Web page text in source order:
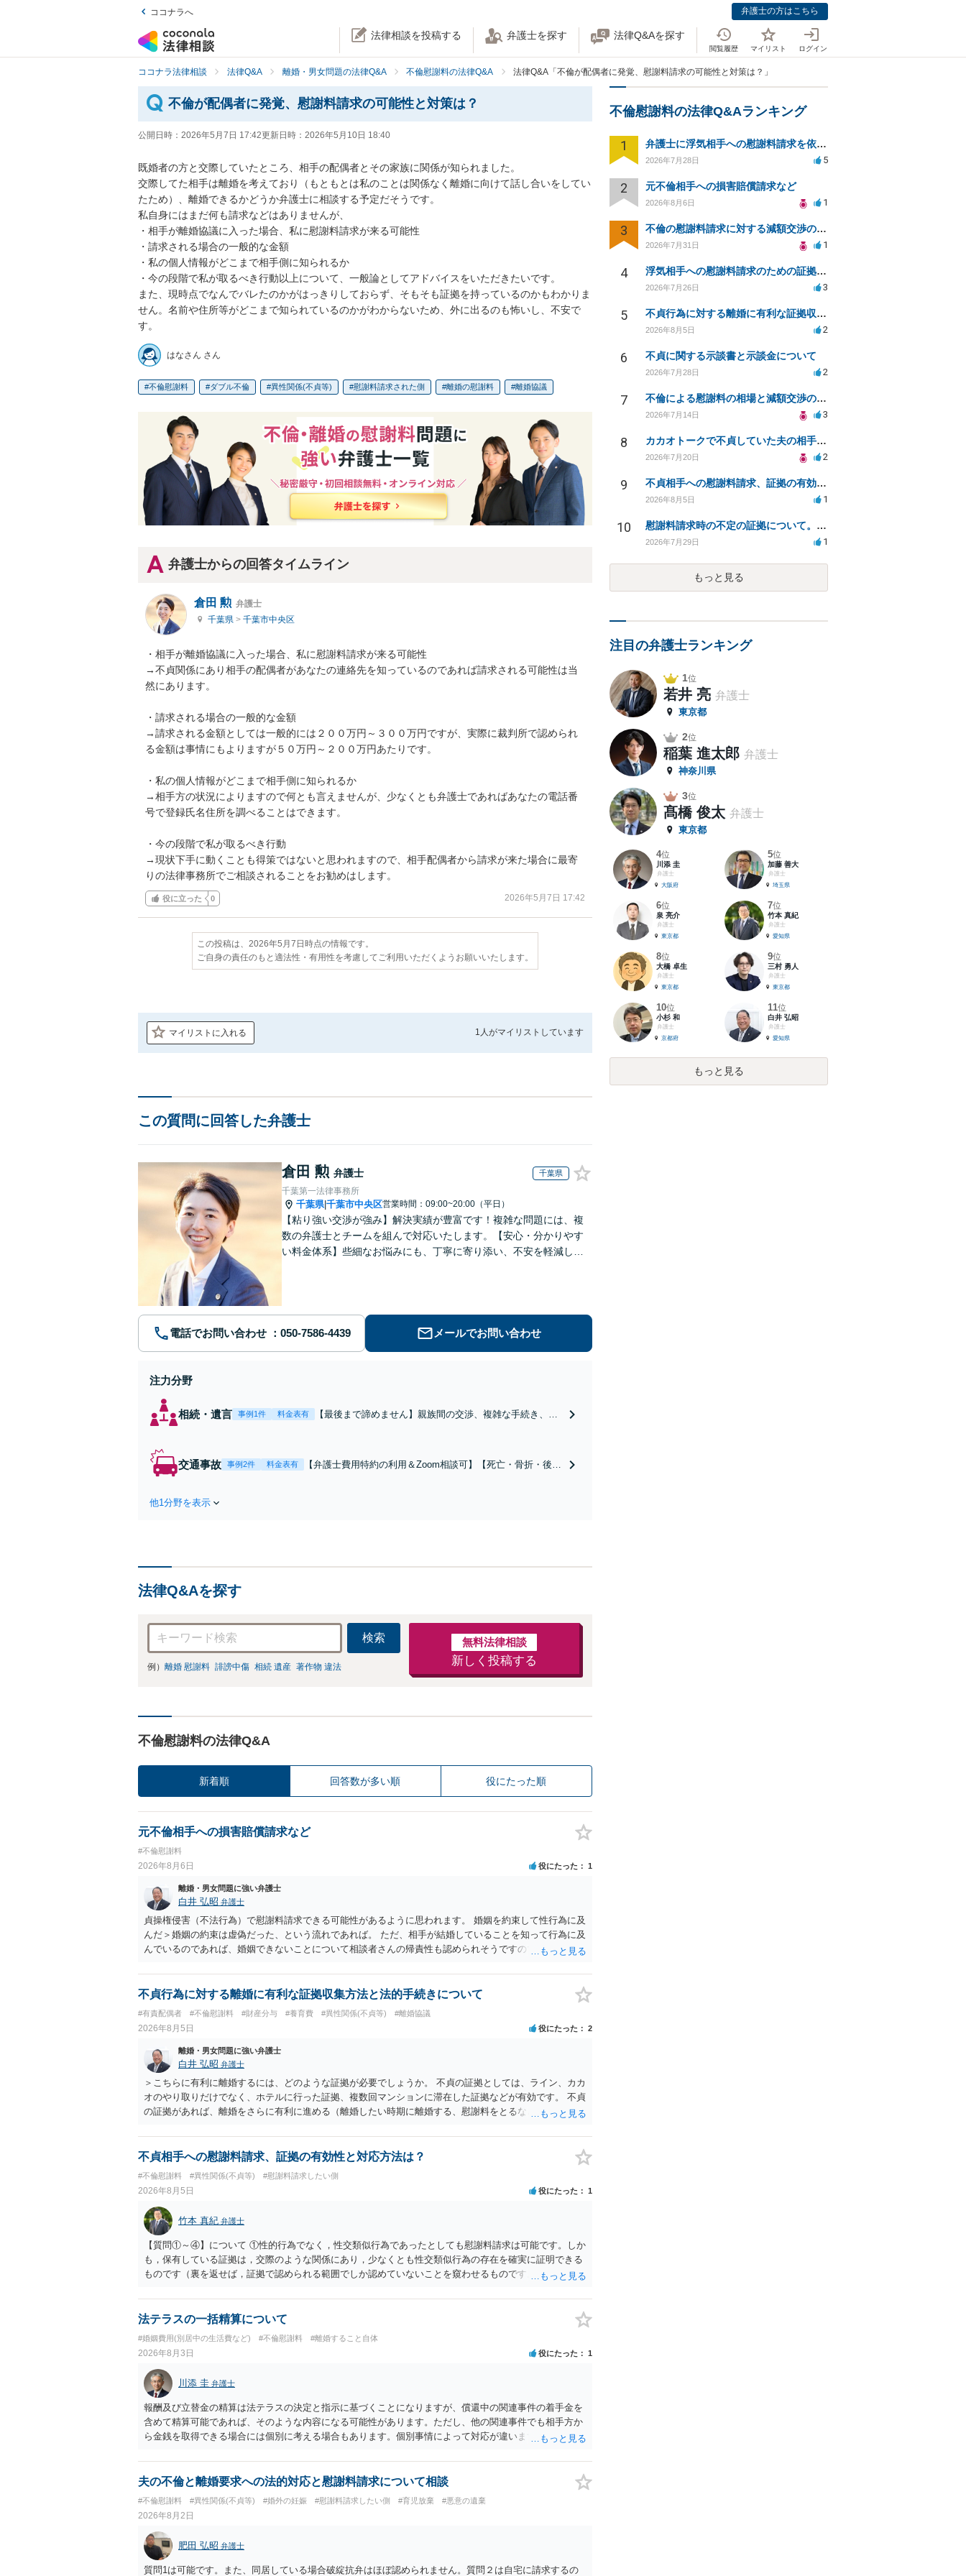
ココナラへ 弁護士の方はこちら
法律相談を投稿する 弁護士を探す 法律Q&Aを探す
閲覧履歴 マイリスト ログイン
ココナラ法律相談 法律Q&A 離婚・男女問題の法律Q&A 不倫慰謝料の法律Q&A 法律Q&A「不倫が配偶者に発覚、慰謝料請求の可能性と対策は？」
不倫が配偶者に発覚、慰謝料請求の可能性と対策は？
公開日時： 2026年5月7日 17:42更新日時： 2026年5月10日 18:40
既婚者の方と交際していたところ、相手の配偶者とその家族に関係が知られました。
交際してた相手は離婚を考えており（もともとは私のことは関係なく離婚に向けて話し合いをしてい
たため）、離婚できるかどうか弁護士に相談する予定だそうです。
私自身にはまだ何も請求などはありませんが、
・相手が離婚協議に入った場合、私に慰謝料請求が来る可能性
・請求される場合の一般的な金額
・私の個人情報がどこまで相手側に知られるか
・今の段階で私が取るべき行動以上について、一般論としてアドバイスをいただきたいです。
また、現時点でなんでバレたのかがはっきりしておらず、そもそも証拠を持っているのかもわかりま
せん。名前や住所等がどこまで知られているのかがわからないため、外に出るのも怖いし、不安で
す。
はなさん さん
不倫慰謝料 ダブル不倫 異性関係(不貞等) 慰謝料請求された側 離婚の慰謝料 離婚協議
弁護士からの回答タイムライン
倉田 勲 弁護士
千葉県 > 千葉市中央区
・相手が離婚協議に入った場合、私に慰謝料請求が来る可能性
→不貞関係にあり相手の配偶者があなたの連絡先を知っているのであれば請求される可能性は当
然にあります。
・請求される場合の一般的な金額
→請求される金額としては一般的には２００万円～３００万円ですが、実際に裁判所で認められ
る金額は事情にもよりますが５０万円～２００万円あたりです。
・私の個人情報がどこまで相手側に知られるか
→相手方の状況によりますので何とも言えませんが、少なくとも弁護士であればあなたの電話番
号で登録氏名住所を調べることはできます。
・今の段階で私が取るべき行動
→現状下手に動くことも得策ではないと思われますので、相手配偶者から請求が来た場合に最寄
りの法律事務所でご相談されることをお勧めはします。
役に立った 0 2026年5月7日 17:42
この投稿は、2026年5月7日時点の情報です。
ご自身の責任のもと適法性・有用性を考慮してご利用いただくようお願いいたします。
マイリストに入れる 1人がマイリストしています
この質問に回答した弁護士
倉田 勲 弁護士 千葉県
千葉第一法律事務所
千葉県|千葉市中央区営業時間：09:00~20:00（平日）
【粘り強い交渉が強み】解決実績が豊富です！複雑な問題には、複
数の弁護士とチームを組んで対応いたします。【安心・分かりやす
い料金体系】些細なお悩みにも、丁寧に寄り添い、不安を軽減しま
電話でお問い合わせ メールでお問い合わせ
注力分野
相続・遺言 事例1件 料金表有
【最後まで諦めません】親族間の交渉、複雑な手続き、全
能。【JR千葉駅近く】駐車場あり
交通事故 事例2件 料金表有
【弁護士費用特約の利用＆Zoom相談可】【死亡・骨折・後遺
他1分野を表示
法律Q&Aを探す
検索
例） 離婚 慰謝料 誹謗中傷 相続 遺産 著作物 違法
無料法律相談
新しく投稿する
不倫慰謝料の法律Q&A
新着順 回答数が多い順 役にたった順
元不倫相手への損害賠償請求など
#不倫慰謝料
2026年8月6日 役にたった 1
離婚・男女問題に強い弁護士
白井 弘昭 弁護士
貞操権侵害（不法行為）で慰謝料請求できる可能性があるように思われます。 婚姻を約束して性行為に及
んだ＞婚姻の約束は虚偽だった、という流れであれば。 ただ、相手が結婚していることを知って行為に及
んでいるのであれば、婚姻できないことについて相談者さんの帰責性も認められそうですので、あまり慰
不貞行為に対する離婚に有利な証拠収集方法と法的手続きについて
#有責配偶者 #不倫慰謝料 #財産分与 #養育費 #異性関係(不貞等) #離婚協議
2026年8月5日 役にたった 2
離婚・男女問題に強い弁護士
白井 弘昭 弁護士
＞こちらに有利に離婚するには、どのような証拠が必要でしょうか。 不貞の証拠としては、ライン、カカ
オのやり取りだけでなく、ホテルに行った証拠、複数回マンションに滞在した証拠などが有効です。 不貞
の証拠があれば、離婚をさらに有利に進める（離婚したい時期に離婚する、慰謝料をとるなど）ことがで
がありますので、ご注意ください。 以上、ご参考まで。
不貞相手への慰謝料請求、証拠の有効性と対応方法は？
#不倫慰謝料 #異性関係(不貞等) #慰謝料請求したい側
2026年8月5日 役にたった 1
竹本 真紀 弁護士
【質問①～④】について ①性的行為でなく，性交類似行為であったとしても慰謝料請求は可能です。しか
も，保有している証拠は，交際のような関係にあり，少なくとも性交類似行為の存在を確実に証明できる
ものです（裏を返せば，証拠で認められる範囲でしか認めていないことを窺わせるものです。）。ですか
して，この点を考慮されることになるかもしれません。 ②夫との今後のことを考えて書いてもらうか否か
を検討するのがよいと思います。今ある証拠以上のことを証明（証明力を強めることも含む）できるので
とが前提であり，その価値と夫との関係との均衡のように思います。 ③行政書士に委任をしているのであ
れば，どのような内容の委任なのか不明ですが，その行政書士との協議になると思います。請求するか，
訴訟にするか，その点の見極めや，相手方は性交類似行為は認めているのか，それさえも否定しているの
かによって，考え方・進め方は変わってくると思います。 ④性交類似行為を認めているにもかかわらず支
払を拒否するのであれば，本人（行政書士でも同じだと思います。）への対応ではあまり変わらないよう
に思います。減額で折り合えるなら本人様の交渉でもよいように思いますが，ゼロかどうかの観点であれ
ば，訴訟に進むしかなくなるようにも思います。そうしますと，お近くの弁護士に相談して進めることを
法テラスの一括精算について
#婚姻費用(別居中の生活費など) #不倫慰謝料 #離婚すること自体
2026年8月3日 役にたった 1
川添 圭 弁護士
報酬及び立替金の精算は法テラスの決定と指示に基づくことになりますが、償還中の関連事件の着手金を
含めて精算可能であれば、そのような内容になる可能性があります。ただし、他の関連事件でも相手方か
ら金銭を取得できる場合には個別に考える場合もあります。個別事情によって対応が違いますので、法テ
夫の不倫と離婚要求への法的対応と慰謝料請求について相談
#不倫慰謝料 #異性関係(不貞等) #婚外の妊娠 #慰謝料請求したい側 #育児放棄 #悪意の遺棄
2026年8月2日
肥田 弘昭 弁護士
質問1は可能です。また、同居している場合破綻抗弁はほぼ認められません。質問２は自宅に請求するの
不倫慰謝料の法律Q&Aランキング
1 弁護士に浮気相手への慰謝料請求を依頼する費用相場は？
2026年7月28日 5
2 元不倫相手への損害賠償請求など
2026年8月6日 1
3 不倫の慰謝料請求に対する減額交渉の可能性と対策
2026年7月31日 1
4 浮気相手への慰謝料請求のための証拠集めと探偵選び
2026年7月26日 3
5 不貞行為に対する離婚に有利な証拠収集方法と法的手続きについて
2026年8月5日 2
6 不貞に関する示談書と示談金について
2026年7月28日 2
7 不倫による慰謝料の相場と減額交渉の可能性について
2026年7月14日 3
8 カカオトークで不貞していた夫の相手を特定したい
2026年7月20日 2
9 不貞相手への慰謝料請求、証拠の有効性と対応方法は？
2026年8月5日 1
10 慰謝料請求時の不定の証拠について。効力があるのか知りたい。
2026年7月29日 1
もっと見る
注目の弁護士ランキング
1位
若井 亮 弁護士
東京都
2位
稲葉 進太郎 弁護士
神奈川県
3位
髙橋 俊太 弁護士
東京都
4位
川添 圭
弁護士
大阪府
5位
加藤 善大
弁護士
埼玉県
6位
泉 亮介
弁護士
東京都
7位
竹本 真紀
弁護士
愛知県
8位
大橋 卓生
弁護士
東京都
9位
三村 勇人
弁護士
東京都
10位
小杉 和
弁護士
京都府
11位
白井 弘昭
弁護士
愛知県
もっと見る